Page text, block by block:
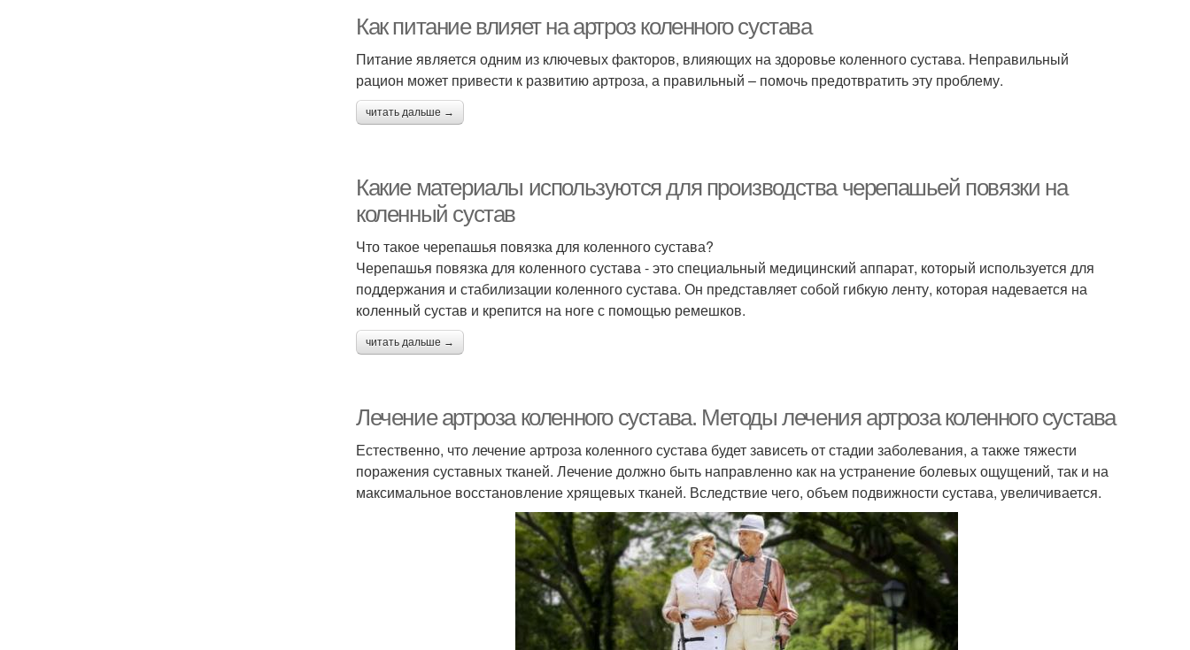
Как питание влияет на артроз коленного сустава
Питание является одним из ключевых факторов, влияющих на здоровье коленного сустава. Неправильный
рацион может привести к развитию артроза, а правильный – помочь предотвратить эту проблему.
читать дальше →
Какие материалы используются для производства черепашьей повязки на
коленный сустав
Что такое черепашья повязка для коленного сустава?
Черепашья повязка для коленного сустава - это специальный медицинский аппарат, который используется для
поддержания и стабилизации коленного сустава. Он представляет собой гибкую ленту, которая надевается на
коленный сустав и крепится на ноге с помощью ремешков.
читать дальше →
Лечение артроза коленного сустава. Методы лечения артроза коленного сустава
Естественно, что лечение артроза коленного сустава будет зависеть от стадии заболевания, а также тяжести
поражения суставных тканей. Лечение должно быть направленно как на устранение болевых ощущений, так и на
максимальное восстановление хрящевых тканей. Вследствие чего, объем подвижности сустава, увеличивается.